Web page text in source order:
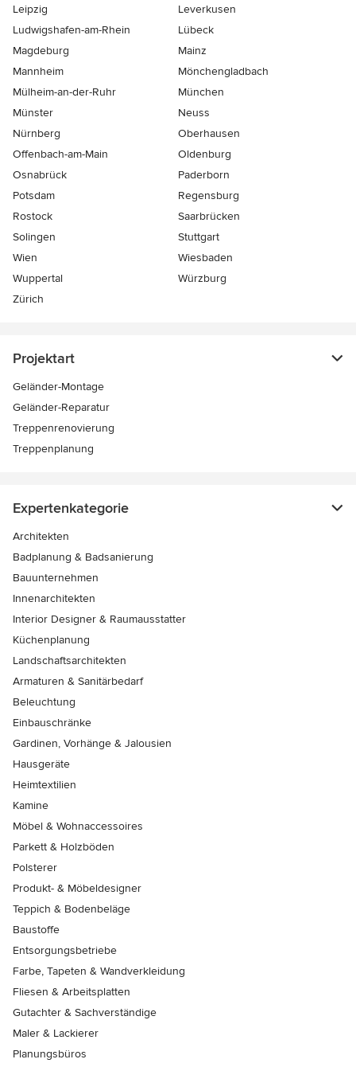
Leipzig
Leverkusen
Ludwigshafen-am-Rhein
Lübeck
Magdeburg
Mainz
Mannheim
Mönchen­gladbach
Mülheim-an-der-Ruhr
München
Münster
Neuss
Nürnberg
Oberhausen
Offenbach-am-Main
Oldenburg
Osnabrück
Paderborn
Potsdam
Regensburg
Rostock
Saarbrücken
Solingen
Stuttgart
Wien
Wiesbaden
Wuppertal
Würzburg
Zürich
Projektart
Geländer-Montage
Geländer-Reparatur
Treppenrenovierung
Treppenplanung
Expertenkategorie
Architekten
Badplanung & Badsanierung
Bauunternehmen
Innenarchitekten
Interior Designer & Raumausstatter
Küchenplanung
Landschaftsarchitekten
Armaturen & Sanitärbedarf
Beleuchtung
Einbauschränke
Gardinen, Vorhänge & Jalousien
Hausgeräte
Heimtextilien
Kamine
Möbel & Wohnaccessoires
Parkett & Holzböden
Polsterer
Produkt- & Möbeldesigner
Teppich & Bodenbeläge
Baustoffe
Entsorgungsbetriebe
Farbe, Tapeten & Wandverkleidung
Fliesen & Arbeitsplatten
Gutachter & Sachverständige
Maler & Lackierer
Planungsbüros